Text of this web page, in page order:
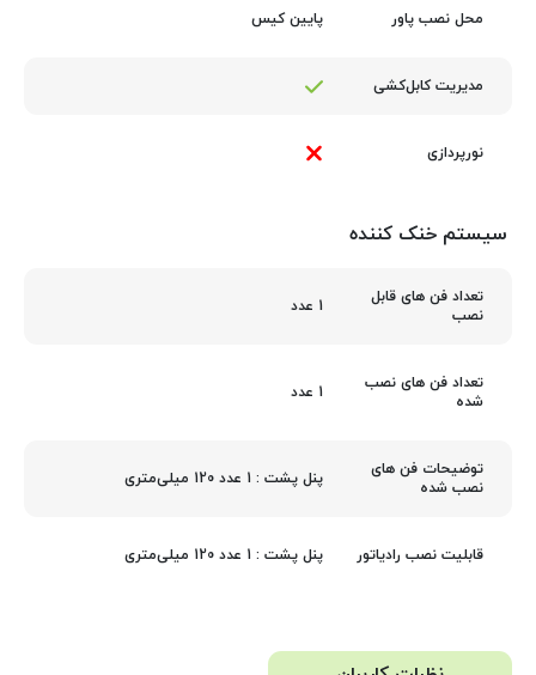
محل نصب پاور پایین کیس
مدیریت کابل‌کشی
نورپردازی
سیستم خنک کننده
تعداد فن های قابل
نصب
1 عدد
تعداد فن های نصب
شده
1 عدد
توضیحات فن های
نصب شده
پنل پشت : 1 عدد 120 میلی‌متری
قابلیت نصب رادیاتور پنل پشت : 1 عدد 120 میلی‌متری